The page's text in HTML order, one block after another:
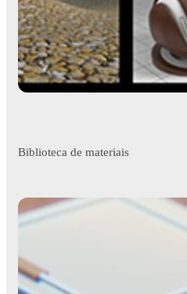
Biblioteca de materiais